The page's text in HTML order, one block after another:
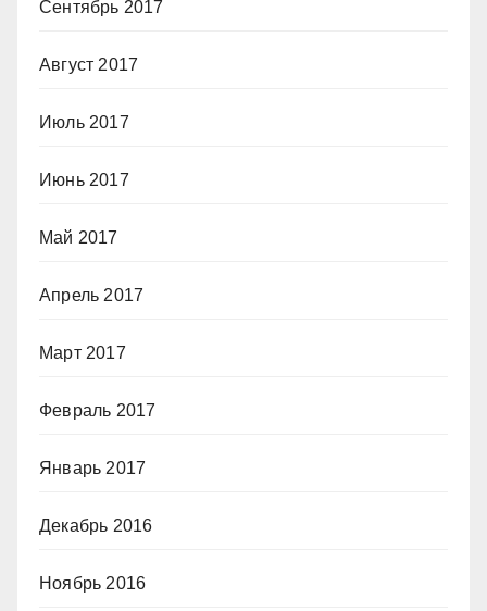
Сентябрь 2017
Август 2017
Июль 2017
Июнь 2017
Май 2017
Апрель 2017
Март 2017
Февраль 2017
Январь 2017
Декабрь 2016
Ноябрь 2016